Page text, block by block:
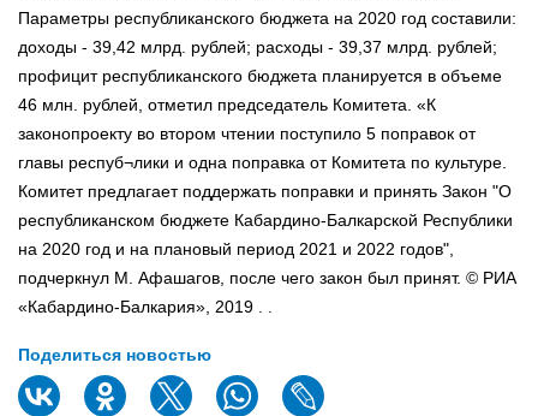
Параметры республиканского бюджета на 2020 год составили:
доходы - 39,42 млрд. рублей; расходы - 39,37 млрд. рублей;
профицит республиканского бюджета планируется в объеме
46 млн. рублей, отметил председатель Комитета. «К
законопроекту во втором чтении поступило 5 поправок от
главы респуб¬лики и одна поправка от Комитета по культуре.
Комитет предлагает поддержать поправки и принять Закон "О
республиканском бюджете Кабардино-Балкарской Республики
на 2020 год и на плановый период 2021 и 2022 годов",
подчеркнул М. Афашагов, после чего закон был принят. © РИА
«Кабардино-Балкария», 2019 . .
Поделиться новостью